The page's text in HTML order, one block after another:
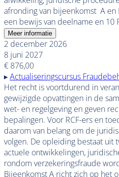
afronding van bijeenkomst A en
een bewijs van deelname en 10
Meer informatie
2 december 2026
8 juni 2027
€ 876,00
▸Actualiseringscursus
Het recht is voortdurend in
gewijzigde opvattingen in de
wet- en regelgeving en geven
bepalingen. Voor RCF-ers en
daarom van belang om de
volgen. De opleiding bestaat uit
actuele ontwikkelingen,
rondom verzekeringsfraude
Bijeenkomst A richt zich op het